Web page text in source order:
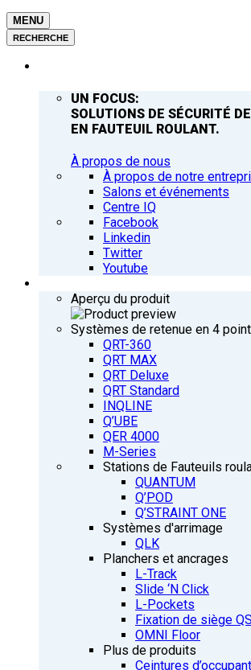
MENU
RECHERCHE
UN FOCUS:
SOLUTIONS DE SÉCURITÉ
EN FAUTEUIL ROULANT.
À propos de nous
À propos de notre
Salons et événements
Centre IQ
Facebook
Linkedin
Twitter
Youtube
Aperçu du produit
Systèmes de retenue en 4
QRT-360
QRT MAX
QRT Deluxe
QRT Standard
INQLINE
Q’UBE
QER 4000
M-Series
Stations de Fauteuils
QUANTUM
Q’POD
Q’STRAINT ONE
Systèmes d'arrimage
QLK
Planchers et ancrages
L-Track
Slide ‘N Click
L-Pockets
Fixation de siège
OMNI Floor
Plus de produits
Ceintures d’occupant